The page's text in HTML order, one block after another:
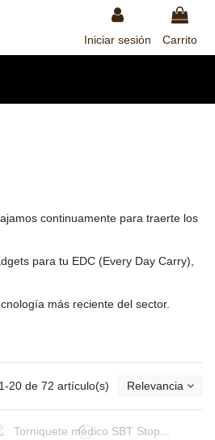
Iniciar sesión Carrito
continuamente para traerte los
para tu EDC (Every Day Carry),
más reciente del sector.
20 de 72 artículo(s) Relevancia